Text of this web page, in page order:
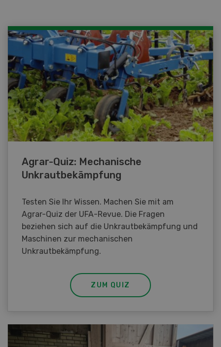
Agrar-Quiz: Mechanische
Unkrautbekämpfung
Testen Sie Ihr Wissen. Machen Sie mit am
Agrar-Quiz der UFA-Revue. Die Fragen
beziehen sich auf die Unkrautbekämpfung und
Maschinen zur mechanischen
Unkrautbekämpfung.
ZUM QUIZ